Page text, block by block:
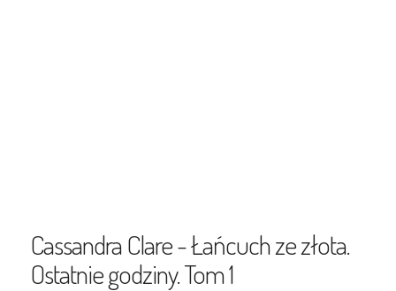
Cassandra Clare - Łańcuch ze złota.
Ostatnie godziny. Tom 1